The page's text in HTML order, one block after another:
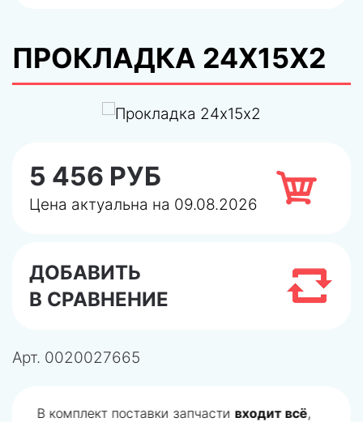
ПРОКЛАДКА 24Х15Х2
5 456 РУБ
Цена актуальна на 09.08.2026
ДОБАВИТЬ
В СРАВНЕНИЕ
Арт. 0020027665
В комплект поставки запчасти входит всё,